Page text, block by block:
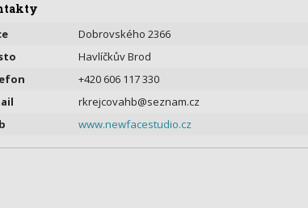
Dobrovského 2366
Havlíčkův Brod
+420 606 117 330
rkrejcovahb@seznam.cz
www.newfacestudio.cz